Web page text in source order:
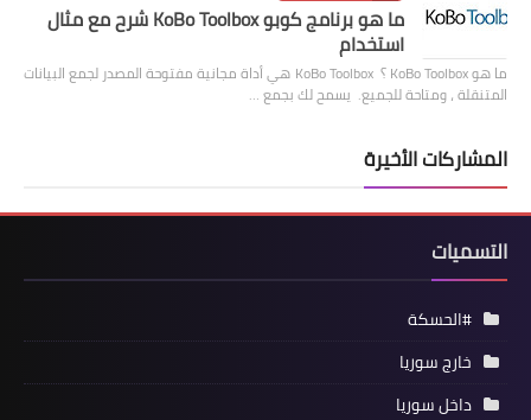
ما هو برنامج كوبو KoBo Toolbox شرح مع مثال
استخدام
ما هو KoBo Toolbox ؟ KoBo Toolbox هي أداة مجانية مفتوحة المصدر لجمع البيانات
المتنقلة ، ومتاحة للجميع. يسمح لك بجمع …
المشاركات الأخيرة
التسميات
#الحسكة
خارج سوريا
داخل سوريا